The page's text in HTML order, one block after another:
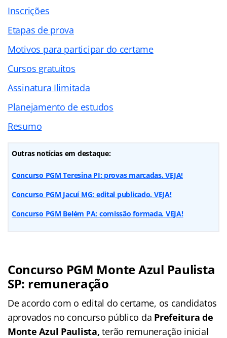
Inscrições
Etapas de prova
Motivos para participar do certame
Cursos gratuitos
Assinatura Ilimitada
Planejamento de estudos
Resumo
Outras notícias em destaque:
Concurso PGM Teresina PI: provas marcadas. VEJA!
Concurso PGM Jacuí MG: edital publicado. VEJA!
Concurso PGM Belém PA: comissão formada. VEJA!
Concurso PGM Monte Azul Paulista
SP: remuneração
De acordo com o edital do certame, os candidatos
aprovados no concurso público da Prefeitura de
Monte Azul Paulista,terão remuneração inicial